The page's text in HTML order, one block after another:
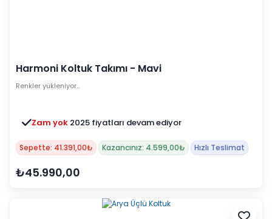
Harmoni Koltuk Takımı - Mavi
Renkler yükleniyor…
Zam yok 2025 fiyatları devam ediyor
Sepette: 41.391,00₺ Kazancınız: 4.599,00₺ Hızlı Teslimat
₺45.990,00